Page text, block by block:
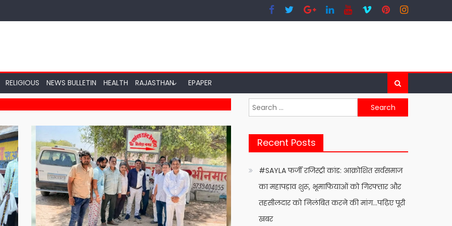
RELIGIOUS NEWS BULLETIN HEALTH RAJASTHAN EPAPER
Search
for:
Recent Posts
#SAYLA फर्जी रजिस्ट्री कांड: आक्रोशित सर्वसमाज
का महापड़ाव शुरू, भूमाफियाओं को गिरफ्तार और
तहसीलदार को निलंबित करने की मांग…पढ़िए पूरी
खबर